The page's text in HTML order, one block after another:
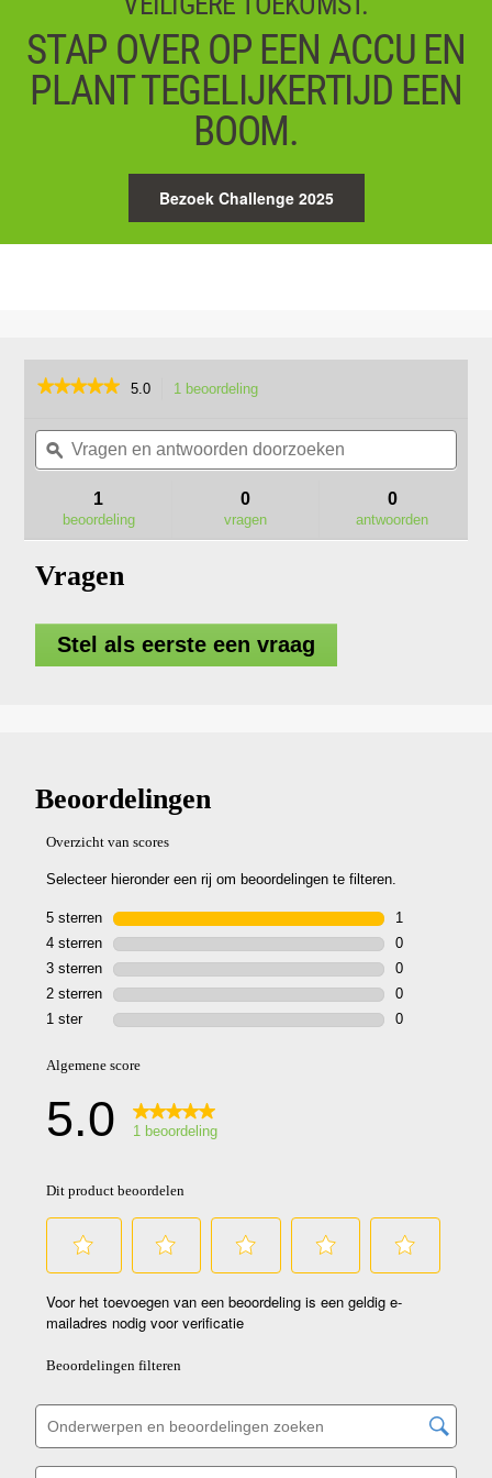
STAP OVER OP EEN ACCU EN
PLANT TEGELIJKERTIJD EEN
BOOM.
Bezoek Challenge 2025
★★★★★
★★★★★
de
Beoordelingen
lezen
ZELF
55
CM
5.0 1 beoordeling
actie
navigeert
u
beoordelingen.
Vragen
en
antwoorden
doorzoeken
ϙ
1
beoordeling
0
vragen
0
antwoorden
Vragen
Stel als eerste een vraag